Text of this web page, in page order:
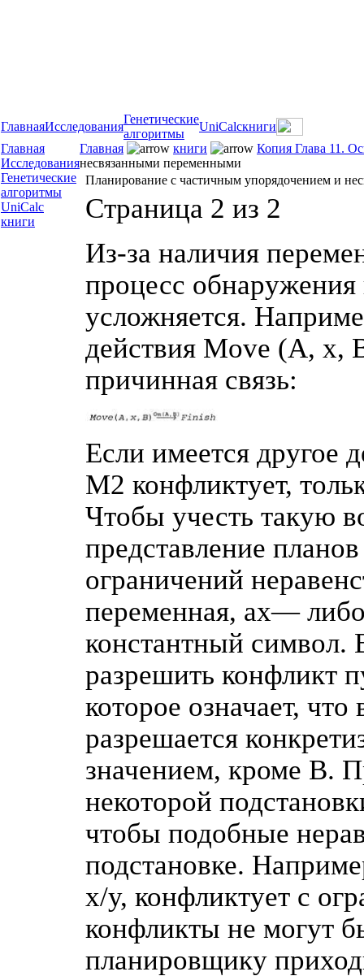
ГлавнаяИсследования
Генетические
алгоритмы
UniCalcкниги
Главная
Исследования
Генетические
алгоритмы
UniCalc
книги
Главная книги
Копия Глава 11.
несвязанными переменными
Планирование с частичным упорядочением и
Страница 2 из 2
Из-за наличия
процесс
усложняется.
действия Move (А, х,
причинная связь:
Если имеется другое
М2 конфликтует,
Чтобы учесть такую
представление
ограничений
переменная, ах—
константный
разрешить конфликт
которое означает,
разрешается
значением, кроме В.
некоторой
чтобы подобные
подстановке.
х/у, конфликтует с
конфликты не могут
планировщику